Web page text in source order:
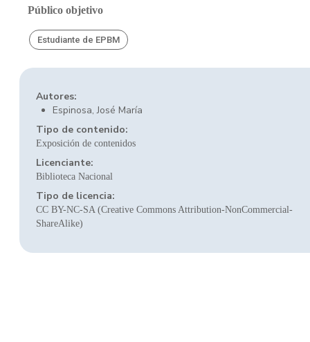
Público objetivo
Estudiante de EPBM
Autores:
Espinosa, José María
Tipo de contenido:
Exposición de contenidos
Licenciante:
Biblioteca Nacional
Tipo de licencia:
CC BY-NC-SA (Creative Commons Attribution-NonCommercial-
ShareAlike)